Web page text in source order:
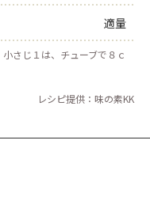
適量
さじ１は、チューブで８ｃ
レシピ提供：味の素KK